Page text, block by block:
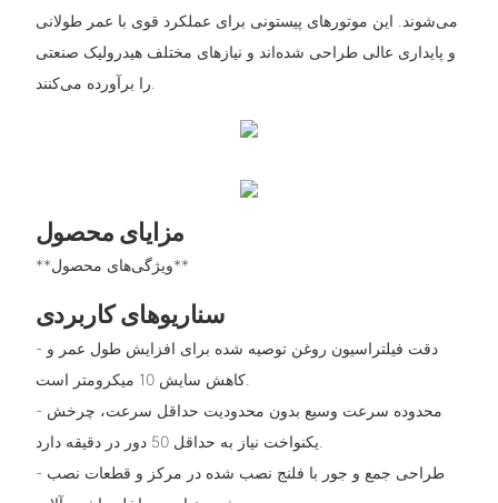
می‌شوند. این موتورهای پیستونی برای عملکرد قوی با عمر طولانی
و پایداری عالی طراحی شده‌اند و نیازهای مختلف هیدرولیک صنعتی
مزایای محصول
**ویژگی‌های محصول**
سناریوهای کاربردی
- دقت فیلتراسیون روغن توصیه شده برای افزایش طول عمر و
کاهش سایش 10 میکرومتر است.
- محدوده سرعت وسیع بدون محدودیت حداقل سرعت، چرخش
- طراحی جمع و جور با فلنج نصب شده در مرکز و قطعات نصب